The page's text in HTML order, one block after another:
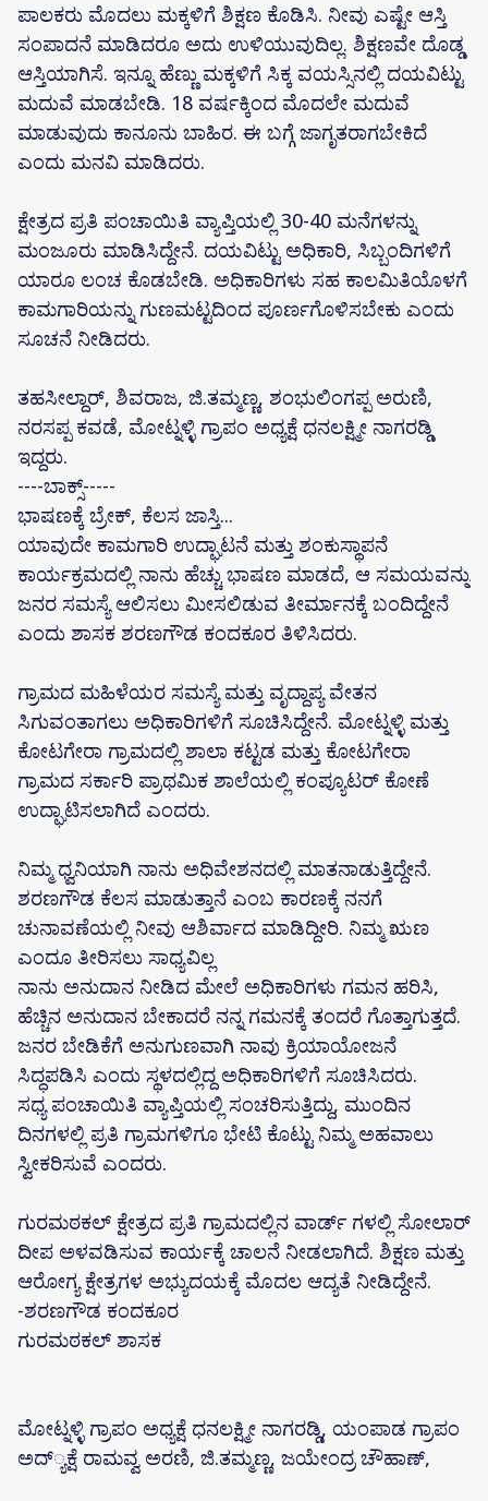
ಪಾಲಕರು ಮೊದಲು ಮಕ್ಕಳಿಗೆ ಶಿಕ್ಷಣ ಕೊಡಿಸಿ. ನೀವು ಎಷ್ಟೇ ಆಸ್ತಿ
ಸಂಪಾದನೆ ಮಾಡಿದರೂ ಅದು ಉಳಿಯುವುದಿಲ್ಲ. ಶಿಕ್ಷಣವೇ ದೊಡ್ಡ
ಆಸ್ತಿಯಾಗಿಸೆ. ಇನ್ನೂ ಹೆಣ್ಣು ಮಕ್ಕಳಿಗೆ ಸಿಕ್ಕ ವಯಸ್ಸಿನಲ್ಲಿ ದಯವಿಟ್ಟು
ಮದುವೆ ಮಾಡಬೇಡಿ. 18 ವರ್ಷಕ್ಕಿಂದ‌ ಮೊದಲೇ‌ ಮದುವೆ
ಮಾಡುವುದು ಕಾನೂನು ಬಾಹಿರ. ಈ ಬಗ್ಗೆ ಜಾಗೃತರಾಗಬೇಕಿದೆ
ಎಂದು ಮನವಿ ಮಾಡಿದರು.
ಕ್ಷೇತ್ರದ ಪ್ರತಿ ಪಂಚಾಯಿತಿ ವ್ಯಾಪ್ತಿಯಲ್ಲಿ 30-40 ಮನೆಗಳನ್ನು
ಮಂಜೂರು ಮಾಡಿಸಿದ್ದೇನೆ. ದಯವಿಟ್ಟು ಅಧಿಕಾರಿ, ಸಿಬ್ಬಂದಿಗಳಿಗೆ
ಯಾರೂ ಲಂಚ ಕೊಡಬೇಡಿ. ಅಧಿಕಾರಿಗಳು ಸಹ ಕಾಲಮಿತಿಯೊಳಗೆ
ಕಾಮಗಾರಿಯನ್ನು ಗುಣಮಟ್ಟದಿಂದ ಪೂರ್ಣಗೊಳಿಸಬೇಕು ಎಂದು
ಸೂಚನೆ ನೀಡಿದರು.
ತಹಸೀಲ್ದಾರ್, ಶಿವರಾಜ, ಜಿ.ತಮ್ಮಣ್ಣ, ಶಂಭುಲಿಂಗಪ್ಪ ಅರುಣಿ,
ನರಸಪ್ಪ ಕವಡೆ, ಮೋಟ್ನಳ್ಳಿ ಗ್ರಾಪಂ ಅಧ್ಯಕ್ಷೆ ಧನಲಕ್ಷ್ಮೀ ನಾಗರಡ್ಡಿ
ಇದ್ದರು.
----ಬಾಕ್ಸ್-----
ಭಾಷಣಕ್ಕೆ ಬ್ರೇಕ್, ಕೆಲಸ ಜಾಸ್ತಿ...
ಯಾವುದೇ ಕಾಮಗಾರಿ ಉದ್ಘಾಟನೆ ಮತ್ತು ಶಂಕುಸ್ಥಾಪನೆ
ಕಾರ್ಯಕ್ರಮದಲ್ಲಿ ನಾನು ಹೆಚ್ಚು ಭಾಷಣ ಮಾಡದೆ, ಆ ಸಮಯವನ್ನು
ಜನರ ಸಮಸ್ಯೆ ಆಲಿಸಲು ಮೀಸಲಿಡುವ ತೀರ್ಮಾನಕ್ಕೆ ಬಂದಿದ್ದೇನೆ
ಎಂದು ಶಾಸಕ ಶರಣಗೌಡ ಕಂದಕೂರ ತಿಳಿಸಿದರು.
ಗ್ರಾಮದ ಮಹಿಳೆಯರ ಸಮಸ್ಯೆ ಮತ್ತು ವೃದ್ದಾಪ್ಯ ವೇತನ
ಸಿಗುವಂತಾಗಲು ಅಧಿಕಾರಿಗಳಿಗೆ ಸೂಚಿಸಿದ್ದೇನೆ. ಮೋಟ್ನಳ್ಳಿ ಮತ್ತು
ಕೋಟಗೇರಾ ಗ್ರಾಮದಲ್ಲಿ ಶಾಲಾ ಕಟ್ಟಡ ಮತ್ತು ಕೋಟಗೇರಾ
ಗ್ರಾಮದ ಸರ್ಕಾರಿ ಪ್ರಾಥಮಿಕ ಶಾಲೆಯಲ್ಲಿ ಕಂಪ್ಯೂಟರ್ ಕೋಣೆ
ಉದ್ಘಾಟಿಸಲಾಗಿದೆ‌ ಎಂದರು.
ನಿಮ್ಮ ಧ್ವನಿಯಾಗಿ ನಾನು ಅಧಿವೇಶನದಲ್ಲಿ ಮಾತನಾಡುತ್ತಿದ್ದೇನೆ.
ಶರಣಗೌಡ ಕೆಲಸ ಮಾಡುತ್ತಾನೆ ಎಂಬ ಕಾರಣಕ್ಕೆ ನನಗೆ
ಚುನಾವಣೆಯಲ್ಲಿ ನೀವು ಆಶಿರ್ವಾದ ಮಾಡಿದ್ದೀರಿ. ನಿಮ್ಮ ಋಣ
ಎಂದೂ ತೀರಿಸಲು ಸಾಧ್ಯವಿಲ್ಲ
ನಾನು ಅನುದಾನ ನೀಡಿದ ಮೇಲೆ ಅಧಿಕಾರಿಗಳು ಗಮನ ಹರಿಸಿ,
ಹೆಚ್ಚಿನ ಅನುದಾನ ಬೇಕಾದರೆ ನನ್ನ ಗಮನಕ್ಕೆ ತಂದರೆ ಗೊತ್ತಾಗುತ್ತದೆ.
ಜನರ ಬೇಡಿಕೆಗೆ ಅನುಗುಣವಾಗಿ ನಾವು ಕ್ರಿಯಾಯೋಜನೆ
ಸಿದ್ಧಪಡಿಸಿ ಎಂದು ಸ್ಥಳದಲ್ಲಿದ್ದ ಅಧಿಕಾರಿಗಳಿಗೆ ಸೂಚಿಸಿದರು.
ಸಧ್ಯ ಪಂಚಾಯಿತಿ ವ್ಯಾಪ್ತಿಯಲ್ಲಿ ಸಂಚರಿಸುತ್ತಿದ್ದು, ಮುಂದಿನ
ದಿನಗಳಲ್ಲಿ ಪ್ರತಿ ಗ್ರಾಮಗಳಿಗೂ ಭೇಟಿ ಕೊಟ್ಟು ನಿಮ್ಮ ಅಹವಾಲು
ಸ್ವೀಕರಿಸುವೆ ಎಂದರು.
ಗುರಮಠಕಲ್ ಕ್ಷೇತ್ರದ ಪ್ರತಿ ಗ್ರಾಮದಲ್ಲಿನ ವಾರ್ಡ್ ಗಳಲ್ಲಿ ಸೋಲಾರ್
ದೀಪ ಅಳವಡಿಸುವ ಕಾರ್ಯಕ್ಕೆ ಚಾಲನೆ ನೀಡಲಾಗಿದೆ. ಶಿಕ್ಷಣ ಮತ್ತು
ಆರೋಗ್ಯ ಕ್ಷೇತ್ರಗಳ ಅಭ್ಯುದಯಕ್ಕೆ ಮೊದಲ ಆದ್ಯತೆ ನೀಡಿದ್ದೇನೆ.
-ಶರಣಗೌಡ ಕಂದಕೂರ
ಗುರಮಠಕಲ್ ಶಾಸಕ
ಮೋಟ್ನಳ್ಳಿ ಗ್ರಾಪಂ ಅಧ್ಯಕ್ಷೆ ಧನಲಕ್ಷ್ಮೀ ನಾಗರಡ್ಡಿ, ಯಂಪಾಡ ಗ್ರಾಪಂ
ಅದ್್ಯಕ್ಷೆ ರಾಮವ್ವ ಅರಣಿ, ಜಿ.ತಮ್ಮಣ್ಣ, ಜಯೇಂದ್ರ ಚೌಹಾಣ್,